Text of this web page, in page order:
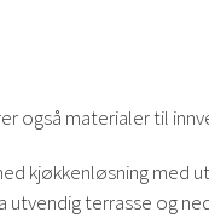
også materialer til
kjøkkenløsning med
utvendig terrasse og